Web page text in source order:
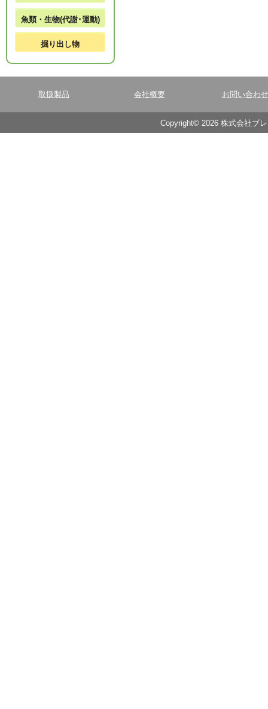
魚類・生物(代謝･運動)
掘り出し物
取扱製品 会社概要 お問い合わせ
Copyright© 2026 株式会社ブ